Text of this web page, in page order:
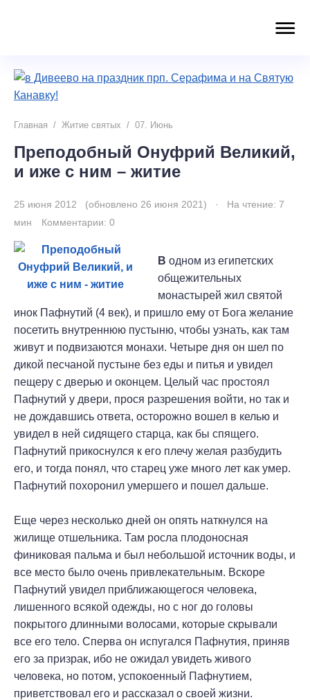
Главная / Житие святых / 07. Июнь
Преподобный Онуфрий Великий,
и иже с ним – житие
25 июня 2012 (обновлено 26 июня 2021) · На чтение: 7
мин
Комментарии: 0
В одном из египетских
общежительных
монастырей жил святой
инок Пафнутий (4 век), и пришло ему от Бога желание
посетить внутреннюю пустыню, чтобы узнать, как там
живут и подвизаются монахи. Четыре дня он шел по
дикой песчаной пустыне без еды и питья и увидел
пещеру с дверью и оконцем. Целый час простоял
Пафнутий у двери, прося разрешения войти, но так и
не дождавшись ответа, осторожно вошел в келью и
увидел в ней сидящего старца, как бы спящего.
Пафнутий прикоснулся к его плечу желая разбудить
его, и тогда понял, что старец уже много лет как умер.
Пафнутий похоронил умершего и пошел дальше.
Еще через несколько дней он опять наткнулся на
жилище отшельника. Там росла плодоносная
финиковая пальма и был небольшой источник воды, и
все место было очень привлекательным. Вскоре
Пафнутий увидел приближающегося человека,
лишенного всякой одежды, но с ног до головы
покрытого длинными волосами, которые скрывали
все его тело. Сперва он испугался Пафнутия, приняв
его за призрак, ибо не ожидал увидеть живого
человека, но потом, успокоенный Пафнутием,
приветствовал его и рассказал о своей жизни.